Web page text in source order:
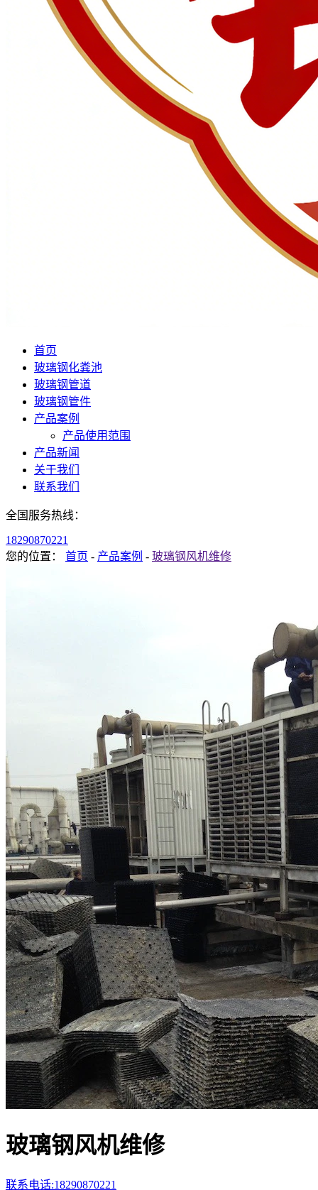
首页
玻璃钢化粪池
玻璃钢管道
玻璃钢管件
产品案例
产品使用范围
产品新闻
关于我们
联系我们
全国服务热线：
18290870221
您的位置： 首页 - 产品案例 - 玻璃钢风机维修
玻璃钢风机维修
联系电话:18290870221